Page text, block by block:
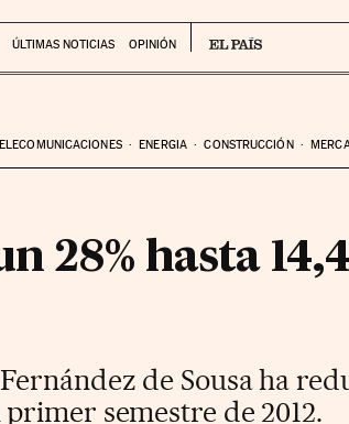
ÚLTIMAS NOTICIAS OPINIÓN
ENERGIA CONSTRUCCIÓN
28% hasta 14,4
de Sousa ha
semestre de 2012.